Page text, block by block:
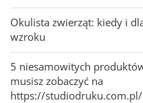
Okulista zwierząt: kiedy i
wzroku
5 niesamowitych
musisz zobaczyć na
https://